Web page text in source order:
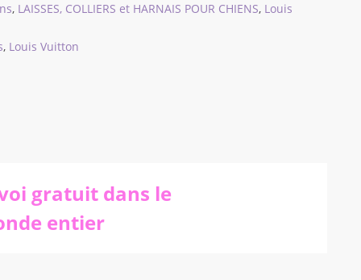
, LAISSES, COLLIERS et HARNAIS POUR CHIENS, Louis
, Louis Vuitton
gratuit dans le
entier